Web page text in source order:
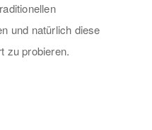
und natürlich diese
zu probieren.